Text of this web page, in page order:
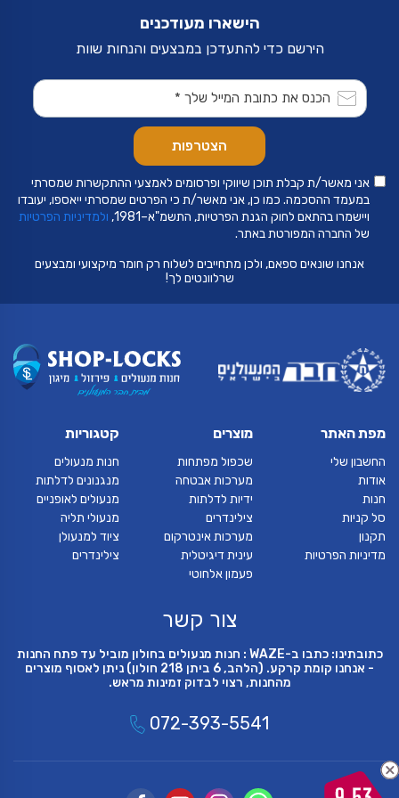
הישארו מעודכנים
הירשם כדי להתעדכן במבצעים והנחות שוות
אני מאשר/ת קבלת תוכן שיווקי ופרסומים לאמצעי ההתקשרות שמסרתי
במעמד ההסכמה. כמו כן, אני מאשר/ת כי הפרטים שמסרתי ייאספו, יעובדו
ויישמרו בהתאם לחוק הגנת הפרטיות, התשמ"א–1981,
ולמדיניות הפרטיות
של החברה המפורטת באתר.
אנחנו שונאים ספאם, ולכן מתחייבים לשלוח רק חומר מיקצועי ומבצעים
שרלוונטים לך!
מפת האתר
החשבון שלי
אודות
חנות
סל קניות
תקנון
מדיניות הפרטיות
מוצרים
שכפול מפתחות
מערכות אבטחה
ידיות לדלתות
צילינדרים
מערכות אינטרקום
עינית דיגיטלית
פעמון אלחוטי
קטגוריות
חנות מנעולים
מנגנונים לדלתות
מנעולים לאופניים
מנעולי תליה
ציוד למנעולן
צילינדרים
צור קשר
כתובתינו: כתבו ב-WAZE : חנות מנעולים בחולון מוביל עד פתח החנות
- אנחנו קומת קרקע. (הלהב, 6 ביתן 218 חולון) ניתן לאסוף מוצרים
מהחנות, רצוי לבדוק זמינות מראש.
072-393-5541